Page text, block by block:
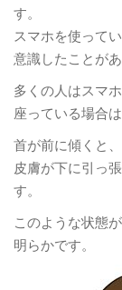
す。
スマホを使って
意識したことが
多くの人はスマ
座っている場合
首が前に傾くと
皮膚が下に引っ
す。
このような状態
明らかです。